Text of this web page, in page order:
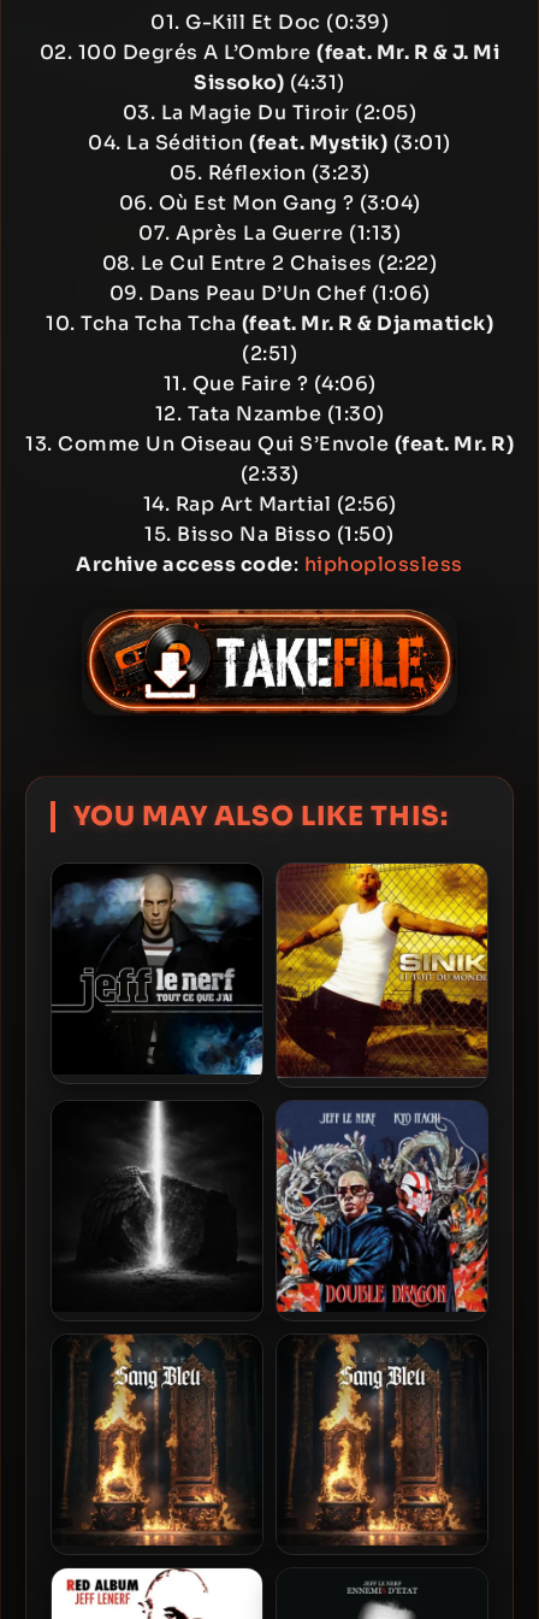
01. G-Kill Et Doc (0:39)
02. 100 Degrés A L’Ombre(feat. Mr. R & J. Mi
Sissoko) (4:31)
03. La Magie Du Tiroir (2:05)
04. La Sédition(feat. Mystik) (3:01)
05. Réflexion (3:23)
06. Où Est Mon Gang ? (3:04)
07. Après La Guerre (1:13)
08. Le Cul Entre 2 Chaises (2:22)
09. Dans Peau D’Un Chef (1:06)
10. Tcha Tcha Tcha (feat. Mr. R & Djamatick)
(2:51)
11. Que Faire ? (4:06)
12. Tata Nzambe (1:30)
13. Comme Un Oiseau Qui S’Envole (feat. Mr. R)
(2:33)
14. Rap Art Martial (2:56)
15. Bisso Na Bisso (1:50)
Archive access code: hiphoplossless
YOU MAY ALSO LIKE THIS:
Jeff Le Nerf – 2007 – Tout
ce que j’ai
Sinik – 2007 – Le Toit Du
Monde
Booba – 2026 – Blanco
Nemesis [24-bit / 44.1kHz]
Jeff Le Nerf & Kyo Itachi –
2026 – Double Dragon
Jeff Le Nerf – 2025 – Sang
Bleu
Jeff Le Nerf – 2025 – Sang
Bleu EP